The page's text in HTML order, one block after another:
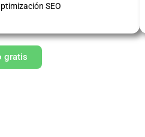
SEO
gratis